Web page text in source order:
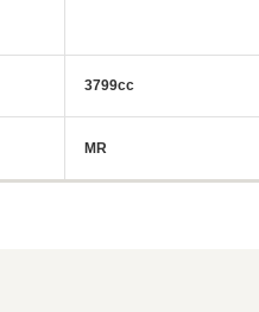
3799cc
MR